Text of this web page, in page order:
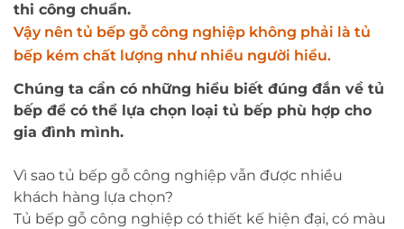
thi công chuẩn.
Vậy nên tủ bếp gỗ công nghiệp không phải là tủ
bếp kém chất lượng như nhiều người hiểu.
Chúng ta cần có những hiểu biết đúng đắn về tủ
bếp để có thể lựa chọn loại tủ bếp phù hợp cho
gia đình mình.
Vì sao tủ bếp gỗ công nghiệp vẫn được nhiều
khách hàng lựa chọn?
Tủ bếp gỗ công nghiệp có thiết kế hiện đại, có màu